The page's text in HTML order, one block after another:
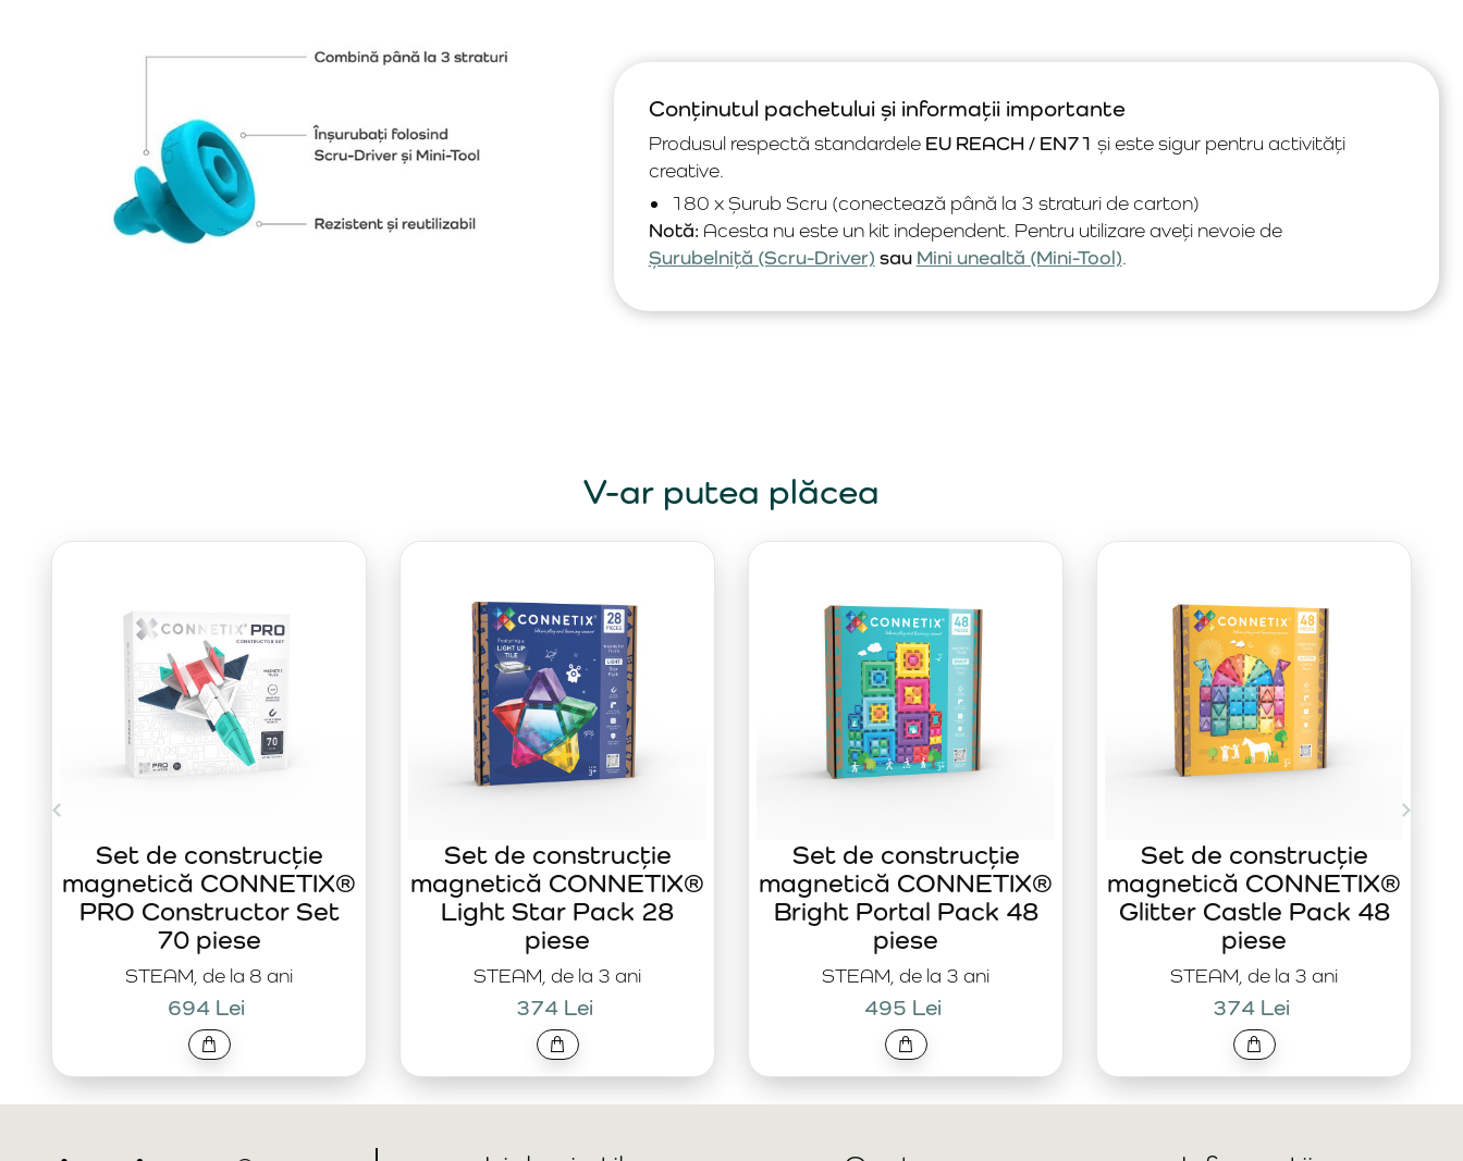
Conținutul pachetului și informații importante
Produsul respectă standardele EU REACH / EN71 și este sigur pentru activități
creative.
180 x Șurub Scru (conectează până la 3 straturi de carton)
Notă: Acesta nu este un kit independent. Pentru utilizare aveți nevoie de
Șurubelniță (Scru-Driver) sau Mini unealtă (Mini-Tool).
V-ar putea plăcea
STEAM, de la 8 ani
Set de construcție
magnetică CONNETIX®
PRO Constructor Set
70 piese
694 Lei
STEAM, de la 3 ani
Set de construcție
magnetică CONNETIX®
Light Star Pack 28
piese
374 Lei
STEAM, de la 3 ani
Set de construcție
magnetică CONNETIX®
Bright Portal Pack 48
piese
495 Lei
STEAM, de la 3 ani
Set de construcție
magnetică CONNETIX®
Glitter Castle Pack 48
piese
374 Lei